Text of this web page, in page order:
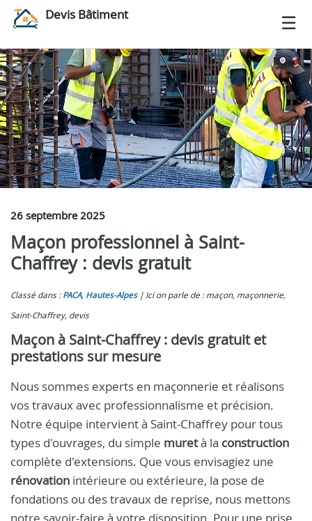
Devis Bâtiment
26 septembre 2025
Maçon professionnel à Saint-
Chaffrey : devis gratuit
Classé dans : PACA, Hautes-Alpes
Ici on parle de : maçon, maçonnerie,
Saint-Chaffrey, devis
Maçon à Saint-Chaffrey : devis gratuit et
prestations sur mesure
Nous sommes experts en maçonnerie et réalisons
vos travaux avec professionnalisme et précision.
Notre équipe intervient à Saint-Chaffrey pour tous
types d'ouvrages, du simple muretà la construction
complète d'extensions. Que vous envisagiez une
rénovation intérieure ou extérieure, la pose de
fondations ou des travaux de reprise, nous mettons